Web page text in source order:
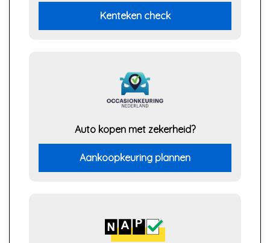
Kenteken check
Auto kopen met zekerheid?
Aankoopkeuring plannen